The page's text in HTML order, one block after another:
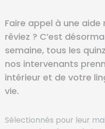
Faire appel à une aide
rêviez ? C’est
semaine, tous les
nos intervenants
intérieur et de votre
vie.
Sélectionnés pour leur